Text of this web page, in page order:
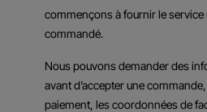
commençons à fournir le
commandé.
Nous pouvons demander des
avant d’accepter une
paiement, les coordonnées de